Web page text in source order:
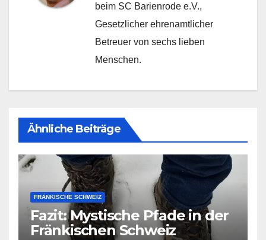
beim SC Barienrode e.V.,
Gesetzlicher ehrenamtlicher
Betreuer von sechs lieben
Menschen.
Ähnliche Beiträge
FRÄNKISCHE SCHWEIZ
Fazit: Mystische Pfade in der
Fränkischen Schweiz